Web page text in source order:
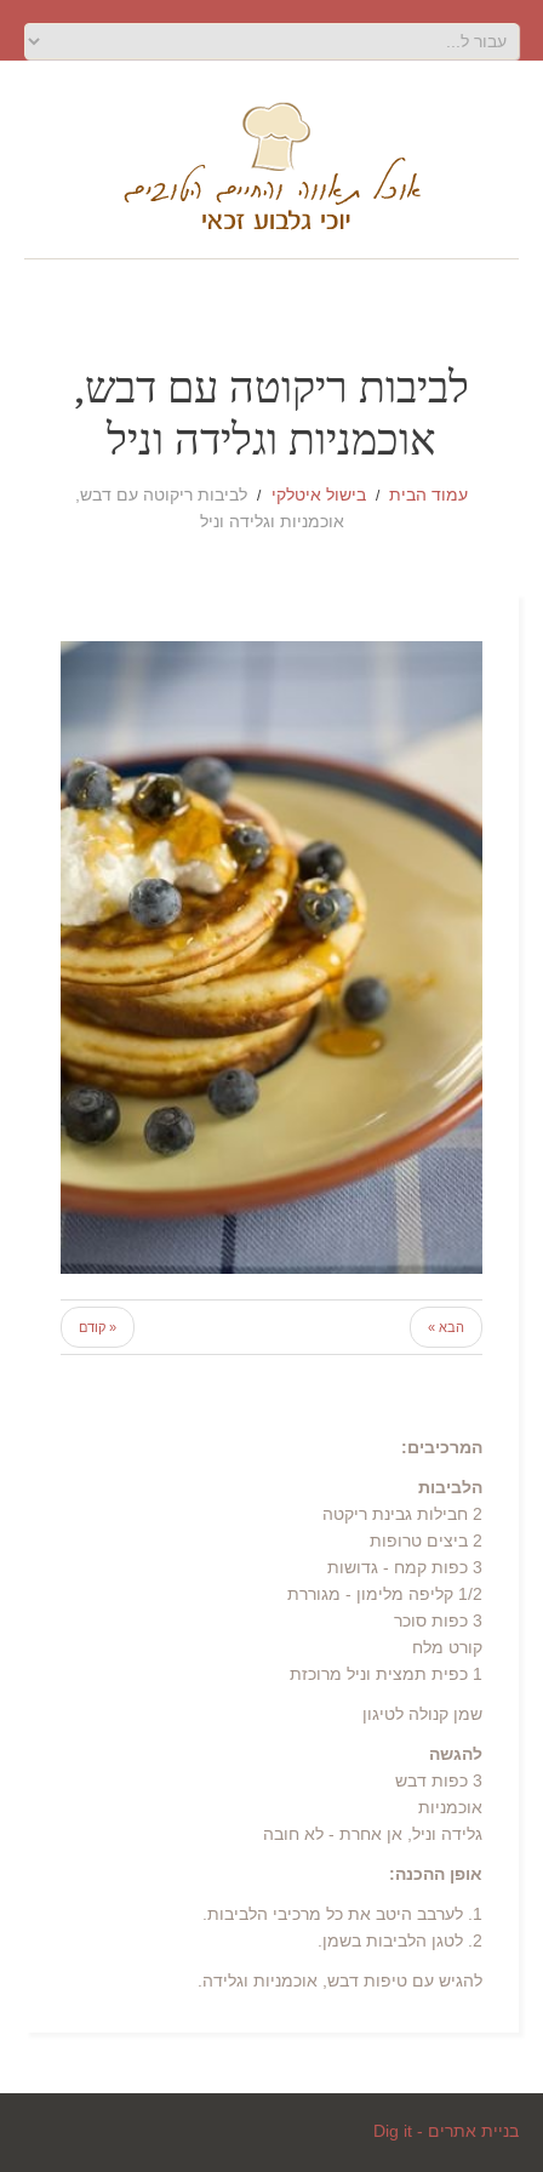
לביבות ריקוטה עם דבש,
אוכמניות וגלידה וניל
עמוד הבית בישול איטלקי
לביבות ריקוטה עם דבש,
אוכמניות וגלידה וניל
« קודם הבא »
המרכיבים:
הלביבות
2 חבילות גבינת ריקטה
2 ביצים טרופות
3 כפות קמח - גדושות
1/2 קליפה מלימון - מגוררת
3 כפות סוכר
קורט מלח
1 כפית תמצית וניל מרוכזת
שמן קנולה לטיגון
להגשה
3 כפות דבש
אוכמניות
גלידה וניל, אן אחרת - לא חובה
אופן ההכנה:
1. לערבב היטב את כל מרכיבי הלביבות.
2. לטגן הלביבות בשמן.
להגיש עם טיפות דבש, אוכמניות וגלידה.
בניית אתרים - Dig it